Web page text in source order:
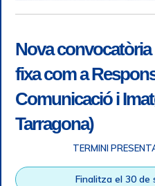
Nova
fixa com a
Comunicació i
Tarragona)
TERMINI
Finalitza el 30 de